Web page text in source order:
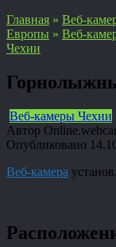
Главная » Веб-
Европы » Веб-
Чехии
Веб-камеры Чехии
Автор
Опубликовано
Веб-камера